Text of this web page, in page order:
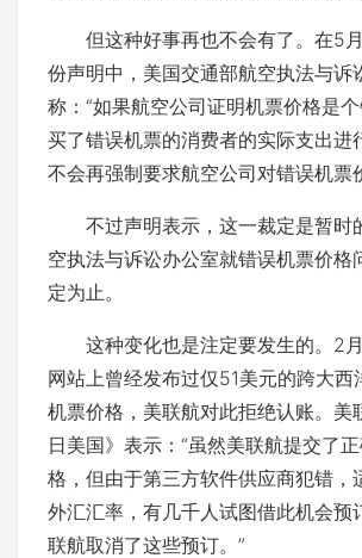
但这种好事再也不会有了。在5
份声明中，美国交通部航空执法与诉
称：“如果航空公司证明机票价格是
买了错误机票的消费者的实际支出进
不会再强制要求航空公司对错误机票
不过声明表示，这一裁定是暂时
空执法与诉讼办公室就错误机票价格
定为止。
这种变化也是注定要发生的。2
网站上曾经发布过仅51美元的跨大西
机票价格，美联航对此拒绝认账。美
日美国》表示：“虽然美联航提交了
格，但由于第三方软件供应商犯错，
外汇汇率，有几千人试图借此机会预
联航取消了这些预订。”